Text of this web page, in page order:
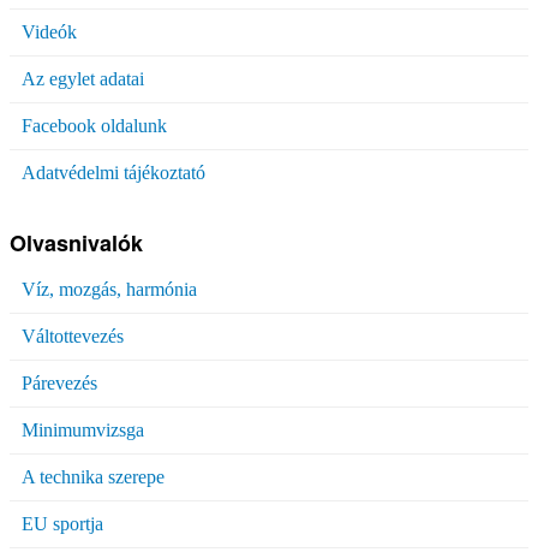
Videók
Az egylet adatai
Facebook oldalunk
Adatvédelmi tájékoztató
Olvasnivalók
Víz, mozgás, harmónia
Váltottevezés
Párevezés
Minimumvizsga
A technika szerepe
EU sportja